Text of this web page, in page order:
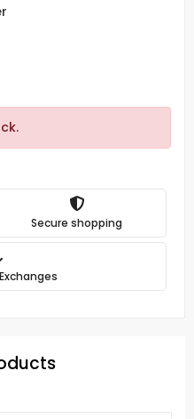
Secure shopping